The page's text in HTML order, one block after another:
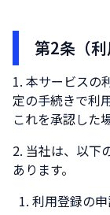
第2条（利
本サービスの
定の手続きで利
これを承認した
当社は、以下
あります。
利用登録の